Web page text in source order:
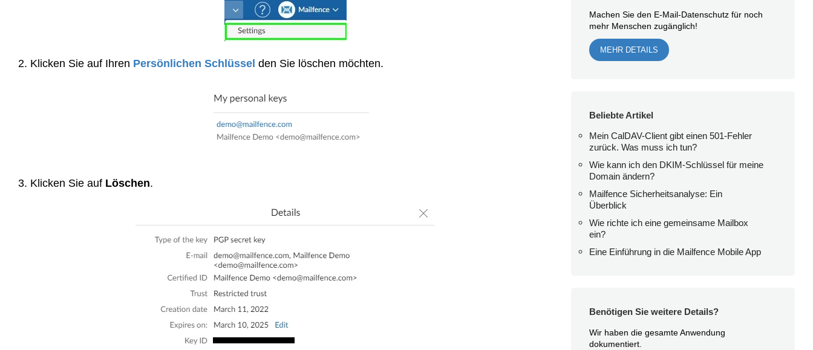
2. Klicken Sie auf Ihren Persönlichen Schlüssel den Sie löschen möchten.
3. Klicken Sie auf Löschen.
Machen Sie den E-Mail-Datenschutz für noch
mehr Menschen zugänglich!
MEHR DETAILS
Beliebte Artikel
Mein CalDAV-Client gibt einen 501-Fehler
zurück. Was muss ich tun?
Wie kann ich den DKIM-Schlüssel für meine
Domain ändern?
Mailfence Sicherheitsanalyse: Ein
Überblick
Wie richte ich eine gemeinsame Mailbox
ein?
Eine Einführung in die Mailfence Mobile App
Benötigen Sie weitere Details?
Wir haben die gesamte Anwendung
dokumentiert.